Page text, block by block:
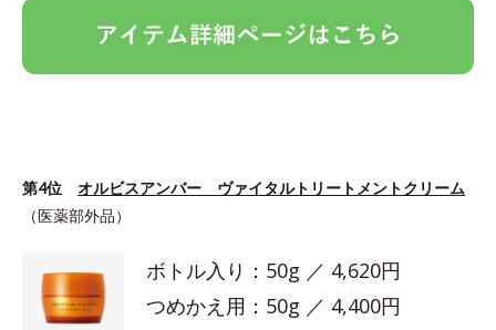
第4位
オルビスアンバー ヴァイタルトリートメントクリーム
（医薬部外品）
ボトル入り：50g ／ 4,620円
つめかえ用：50g ／ 4,400円